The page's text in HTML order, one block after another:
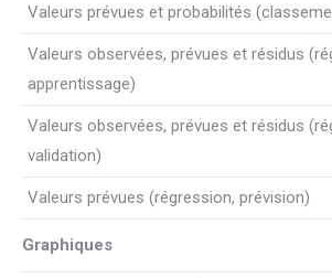
Valeurs prévues et probabilités
Valeurs observées, prévues et résidus
apprentissage)
Valeurs observées, prévues et résidus
validation)
Valeurs prévues (régression, prévision)
Graphiques